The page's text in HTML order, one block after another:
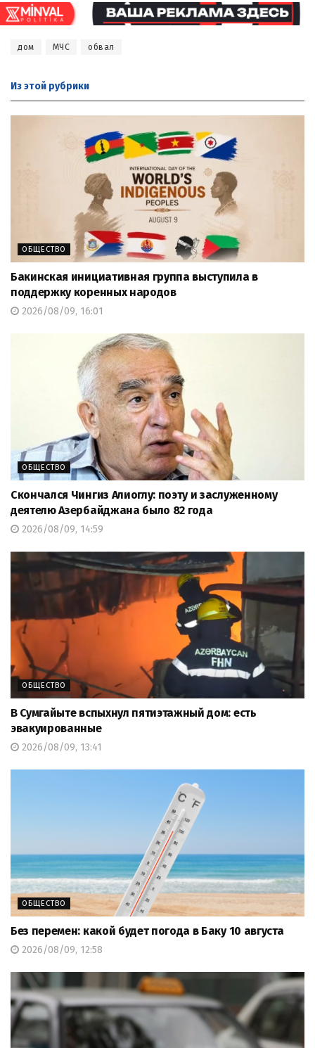
дом МЧС обвал
Из этой рубрики
ОБЩЕСТВО
Бакинская инициативная группа выступила в
поддержку коренных народов
2026/08/09, 16:01
ОБЩЕСТВО
Скончался Чингиз Алиоглу: поэту и заслуженному
деятелю Азербайджана было 82 года
2026/08/09, 14:59
ОБЩЕСТВО
В Сумгайыте вспыхнул пятиэтажный дом: есть
эвакуированные
2026/08/09, 13:41
ОБЩЕСТВО
Без перемен: какой будет погода в Баку 10 августа
2026/08/09, 12:58